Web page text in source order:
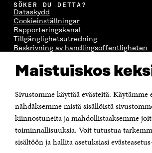
Maistuiskos
Sivustomme käyttää evästeitä. Käytämme
nähdäksemme mistä sisällöistä
kiinnostuneita ja mahdollistaaksemme
toiminnallisuuksia. Voit tutustua
sisältöön ja hallita asetuksiasi
SÖKER DU DETTA?
Dataskydd
Cookieinställningar
Rapporteringskanal
Tillgänglighetsutredning
Beskrivning av handlingsoffentligheten
Jubileumsfonden för Finlands
Östersjögatan 11–13, PB 160,
00181 Helsingfors
Tfn +358 294 618 991
Personalens e-postadresser har formen:
fornamn.efternamn@sitra.fi